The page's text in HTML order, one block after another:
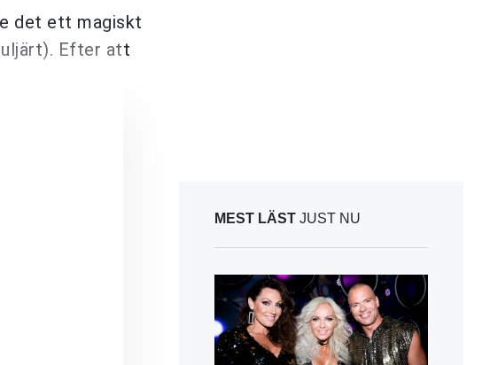
det ett magiskt
Efter att
MEST LÄST JUST NU